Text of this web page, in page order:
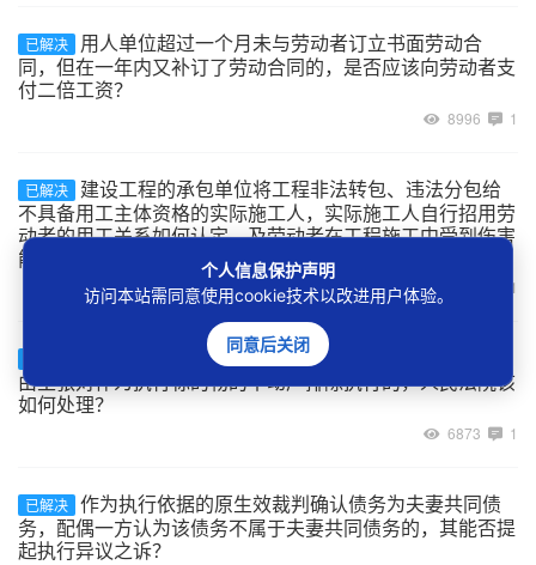
已解决
用人单位超过一个月未与劳动者订立书面劳动合
同，但在一年内又补订了劳动合同的，是否应该向劳动者支
付二倍工资？
8996 1
已解决
建设工程的承包单位将工程非法转包、违法分包给
不具备用工主体资格的实际施工人，实际施工人自行招用劳
动者的用工关系如何认定，及劳动者在工程施工中受到伤害
能否主张劳动关系项下的权利？
1
案外人以其与被执行人为合资、合作开发房地产为
由主张对作为执行标的物的不动产排除执行的，人民法院该
如何处理？
6873 1
已解决 作为执行依据的原生效裁判确认债务为夫妻共同债
务，配偶一方认为该债务不属于夫妻共同债务的，其能否提
起执行异议之诉？
个人信息保护声明
访问本站需同意使用cookie技术以改进用户体验。
同意后关闭